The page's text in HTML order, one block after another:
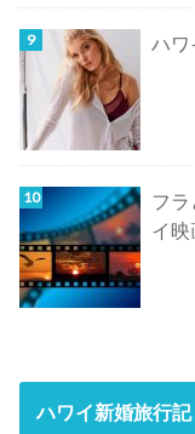
ハワ
フ
イ映
ハワイ新婚旅行記